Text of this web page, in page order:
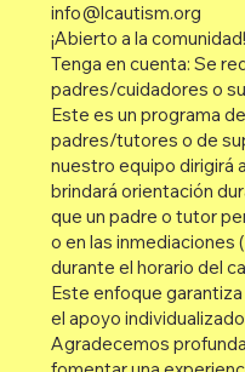
info@lcautism.org
¡Abierto a la comunidad!
Tenga en cuenta: Se
padres/cuidadores o
Este es un programa
padres/tutores o de
nuestro equipo dirigirá
brindará orientación
que un padre o tutor
o en las
durante el horario del
Este enfoque
el apoyo
Agradecemos